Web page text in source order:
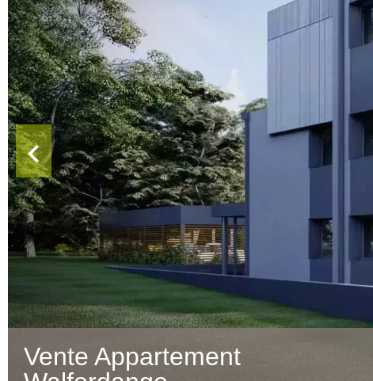
Vente Appartement